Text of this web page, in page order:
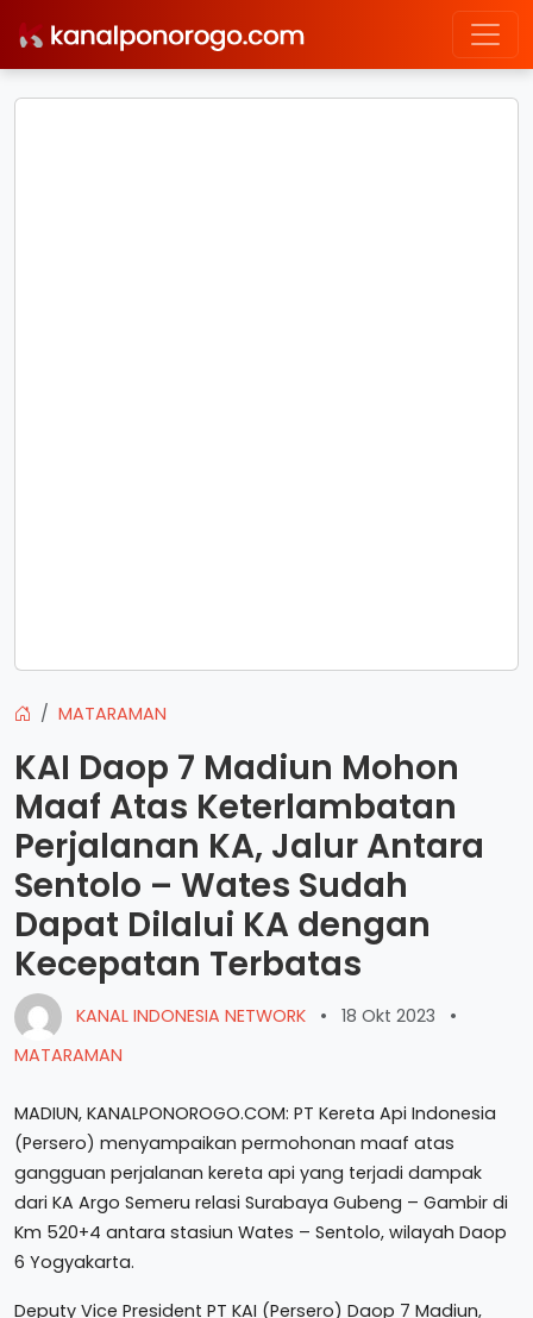
MATARAMAN
KAI Daop 7 Madiun Mohon
Maaf Atas Keterlambatan
Perjalanan KA, Jalur Antara
Sentolo – Wates Sudah
Dapat Dilalui KA dengan
Kecepatan Terbatas
KANAL INDONESIA NETWORK • 18 Okt 2023
•
MATARAMAN
MADIUN, KANALPONOROGO.COM: PT Kereta Api Indonesia
(Persero) menyampaikan permohonan maaf atas
gangguan perjalanan kereta api yang terjadi dampak
dari KA Argo Semeru relasi Surabaya Gubeng – Gambir di
Km 520+4 antara stasiun Wates – Sentolo, wilayah Daop
6 Yogyakarta.
Deputy Vice President PT KAI (Persero) Daop 7 Madiun,